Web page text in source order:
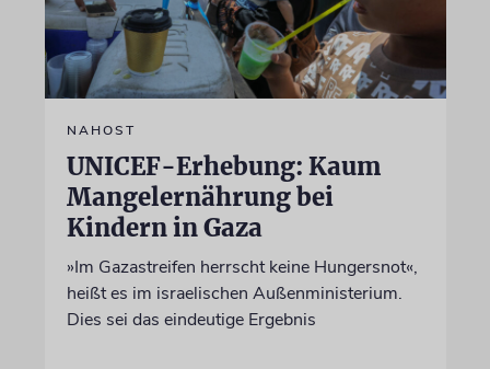
NAHOST
UNICEF-Erhebung: Kaum
Mangelernährung bei
Kindern in Gaza
»Im Gazastreifen herrscht keine Hungersnot«,
heißt es im israelischen Außenministerium.
Dies sei das eindeutige Ergebnis